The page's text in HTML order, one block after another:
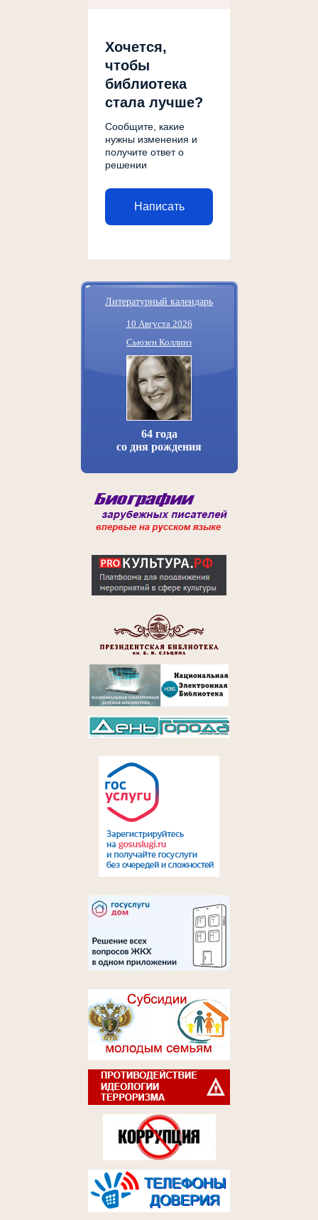
Хочется,
чтобы
библиотека
стала лучше?
Сообщите, какие
нужны изменения и
получите ответ о
решении
Написать
Литературный календарь
10 Августа 2026
Сьюзен Коллинз
64 года
со дня рождения